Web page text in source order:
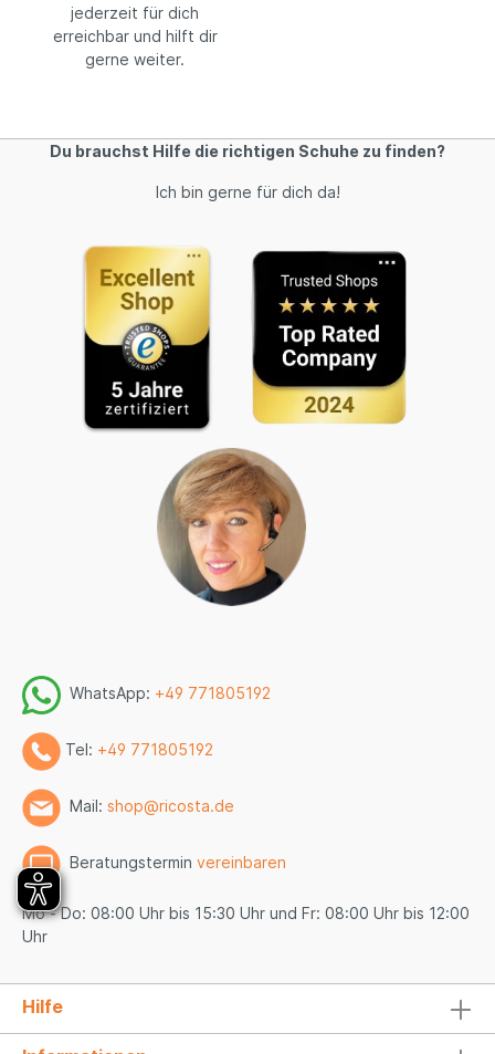
jederzeit für dich
erreichbar und hilft dir
gerne weiter.
Du brauchst Hilfe die richtigen Schuhe zu finden?
Ich bin gerne für dich da!
WhatsApp: +49 771805192
Tel: +49 771805192
Mail: shop@ricosta.de
Beratungstermin vereinbaren
Mo - Do: 08:00 Uhr bis 15:30 Uhr und Fr: 08:00 Uhr bis 12:00
Uhr
Hilfe